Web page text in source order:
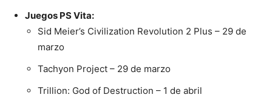
Juegos PS Vita:
Sid Meier’s Civilization Revolution 2 Plus – 29 de
marzo
Tachyon Project – 29 de marzo
Trillion: God of Destruction – 1 de abril